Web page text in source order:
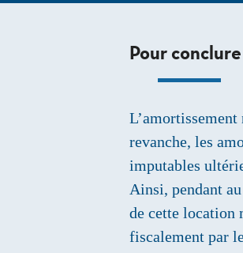
Pour conclure
revanche, les
imputables
Ainsi, pendant
de cette location
fiscalement par